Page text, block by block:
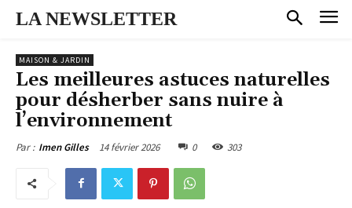
LA NEWSLETTER
MAISON & JARDIN
Les meilleures astuces naturelles
pour désherber sans nuire à
l’environnement
Par : Imen Gilles 14 février 2026 0 303